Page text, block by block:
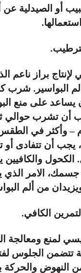
أو الصيدلية
لإنتاج براز ناعم
البواسير. شرب
يساعد على منع
أن تشرب حوالي
– وأكثر في الطقس
يجب أن تتفادى أو
الكحول والكافيين
جسمك، الامر الذي
من ألم
لمنع ومعالجة
تتضمن الجلوس
النهوض والحركة